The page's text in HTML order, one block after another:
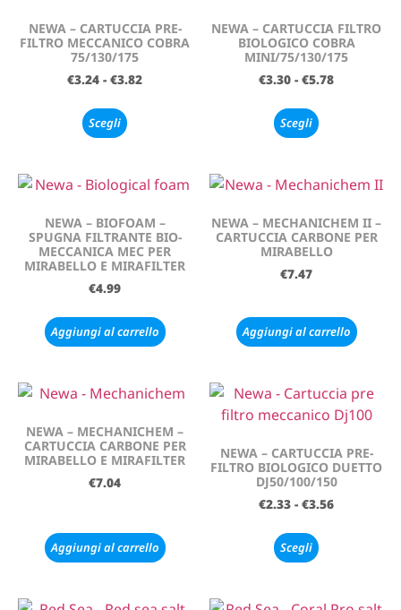
NEWA – CARTUCCIA PRE-
FILTRO MECCANICO COBRA
75/130/175
€3.24 - €3.82
Scegli
NEWA – CARTUCCIA FILTRO
BIOLOGICO COBRA
MINI/75/130/175
€3.30 - €5.78
Scegli
NEWA – BIOFOAM –
SPUGNA FILTRANTE BIO-
MECCANICA MEC PER
MIRABELLO E MIRAFILTER
€4.99
Aggiungi al carrello
NEWA – MECHANICHEM II –
CARTUCCIA CARBONE PER
MIRABELLO
€7.47
Aggiungi al carrello
NEWA – MECHANICHEM –
CARTUCCIA CARBONE PER
MIRABELLO E MIRAFILTER
€7.04
Aggiungi al carrello
NEWA – CARTUCCIA PRE-
FILTRO BIOLOGICO DUETTO
DJ50/100/150
€2.33 - €3.56
Scegli